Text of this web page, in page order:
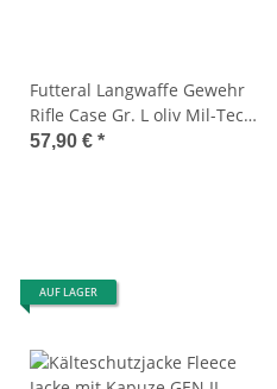
Futteral Langwaffe Gewehr
Rifle Case Gr. L oliv Mil-Tec
16191001_M #1
57,90 € *
AUF LAGER